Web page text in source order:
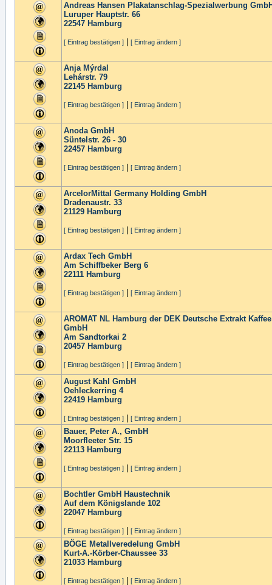
Andreas Hansen Plakatanschlag-Spezialwerbung
Luruper Hauptstr. 66
22547 Hamburg
[ Eintrag bestätigen ] [ Eintrag ändern ]
Anja Mýrdal
Lehárstr. 79
22145 Hamburg
[ Eintrag bestätigen ] [ Eintrag ändern ]
Anoda GmbH
Süntelstr. 26 - 30
22457 Hamburg
[ Eintrag bestätigen ] [ Eintrag ändern ]
ArcelorMittal Germany Holding GmbH
Dradenaustr. 33
21129 Hamburg
[ Eintrag bestätigen ] [ Eintrag ändern ]
Ardax Tech GmbH
Am Schiffbeker Berg 6
22111 Hamburg
[ Eintrag bestätigen ] [ Eintrag ändern ]
AROMAT NL Hamburg der DEK Deutsche Extrakt Kaffee
GmbH
Am Sandtorkai 2
20457 Hamburg
[ Eintrag bestätigen ] [ Eintrag ändern ]
August Kahl GmbH
Oehleckerring 4
22419 Hamburg
[ Eintrag bestätigen ] [ Eintrag ändern ]
Bauer, Peter A., GmbH
Moorfleeter Str. 15
22113 Hamburg
[ Eintrag bestätigen ] [ Eintrag ändern ]
Bochtler GmbH Haustechnik
Auf dem Königslande 102
22047 Hamburg
[ Eintrag bestätigen ] [ Eintrag ändern ]
BÖGE Metallveredelung GmbH
Kurt-A.-Körber-Chaussee 33
21033 Hamburg
[ Eintrag bestätigen ] [ Eintrag ändern ]